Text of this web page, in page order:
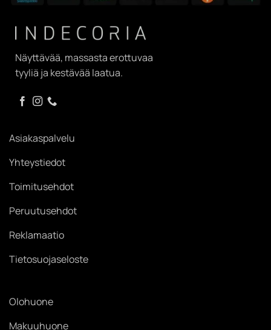
Näyttävää, massasta erottuvaa
tyyliä ja kestävää laatua.
Asiakaspalvelu
Yhteystiedot
Toimitusehdot
Peruutusehdot
Reklamaatio
Tietosuojaseloste
Olohuone
Makuuhuone